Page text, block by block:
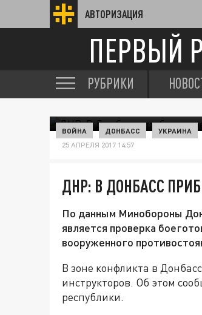
АВТОРИЗАЦИЯ
ПЕРВЫЙ
РУБРИКИ
ВОЙНА ДОНБАСС УКРАИНА
25 АПРЕЛЯ 2017 14:57
ДНР: В ДОНБАСС
По данным Минобороны
является проверка
вооруженного
В зоне конфликта в
инструкторов. Об этом
республики.